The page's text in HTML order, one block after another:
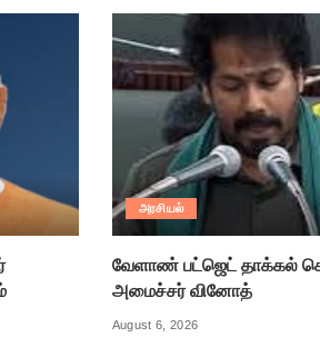
அரசியல்
வேளாண் பட்ஜெட் தாக்கல்
அமைச்சர் வினோத்
August 6, 2026